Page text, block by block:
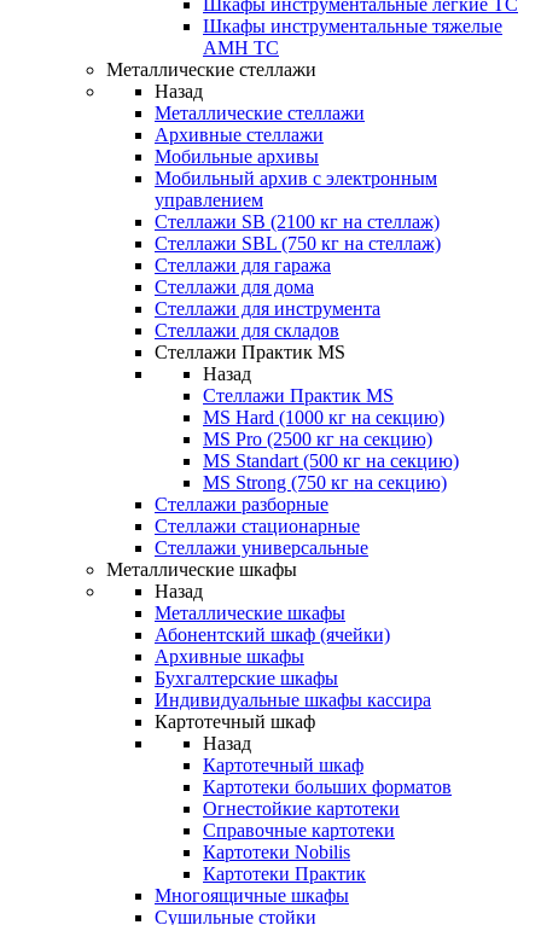
Шкафы инструментальные легкие ТС
Шкафы инструментальные тяжелые
AMH TC
Металлические стеллажи
Назад
Металлические стеллажи
Архивные стеллажи
Мобильные архивы
Мобильный архив с электронным
управлением
Стеллажи SB (2100 кг на стеллаж)
Стеллажи SBL (750 кг на стеллаж)
Стеллажи для гаража
Стеллажи для дома
Стеллажи для инструмента
Стеллажи для складов
Стеллажи Практик MS
Назад
Стеллажи Практик MS
MS Hard (1000 кг на секцию)
MS Pro (2500 кг на секцию)
MS Standart (500 кг на секцию)
MS Strong (750 кг на секцию)
Стеллажи разборные
Стеллажи стационарные
Стеллажи универсальные
Металлические шкафы
Назад
Металлические шкафы
Абонентский шкаф (ячейки)
Архивные шкафы
Бухгалтерские шкафы
Индивидуальные шкафы кассира
Картотечный шкаф
Назад
Картотечный шкаф
Картотеки больших форматов
Огнестойкие картотеки
Справочные картотеки
Картотеки Nobilis
Картотеки Практик
Многоящичные шкафы
Сушильные стойки